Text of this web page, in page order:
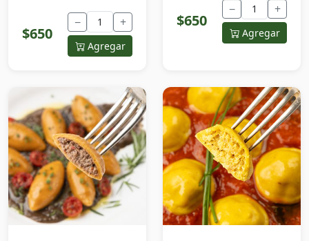
$650
− +
Agregar
$650
− +
Agregar